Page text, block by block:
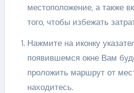
местоположение, а также
того, чтобы избежать
Нажмите на иконку
появившемся окне Вам
проложить маршрут от
находитесь.